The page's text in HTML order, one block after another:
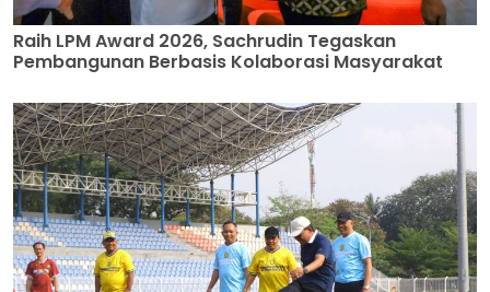
Raih LPM Award 2026, Sachrudin Tegaskan
Pembangunan Berbasis Kolaborasi Masyarakat